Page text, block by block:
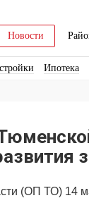
Новости
Ипотека
(ОП ТО) 14